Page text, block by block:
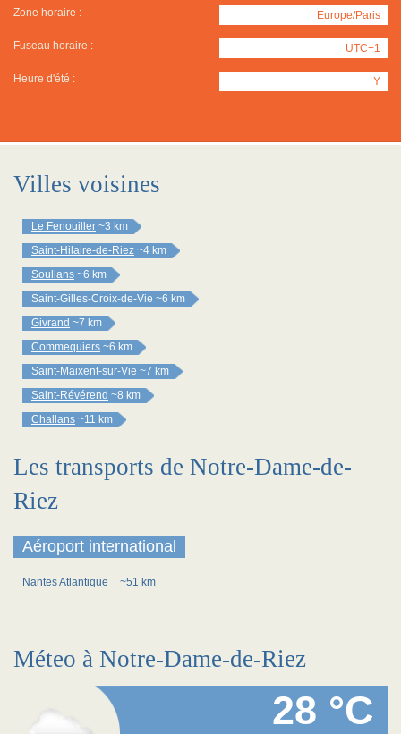
Zone horaire : Europe/Paris
Fuseau horaire : UTC+1
Heure d'été : Y
Villes voisines
Le Fenouiller ~3 km
Saint-Hilaire-de-Riez ~4 km
Soullans ~6 km
Saint-Gilles-Croix-de-Vie ~6 km
Givrand ~7 km
Commequiers ~6 km
Saint-Maixent-sur-Vie ~7 km
Saint-Révérend ~8 km
Challans ~11 km
Les transports de Notre-Dame-de-
Riez
Aéroport international
Nantes Atlantique ~51 km
Méteo à Notre-Dame-de-Riez
28 °C